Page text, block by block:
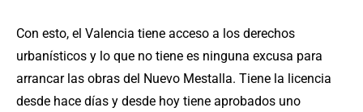
Con esto, el Valencia tiene acceso a los derechos
urbanísticos y lo que no tiene es ninguna excusa para
arrancar las obras del Nuevo Mestalla. Tiene la licencia
desde hace días y desde hoy tiene aprobados uno